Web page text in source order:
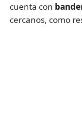
cuenta con
cercanos, como